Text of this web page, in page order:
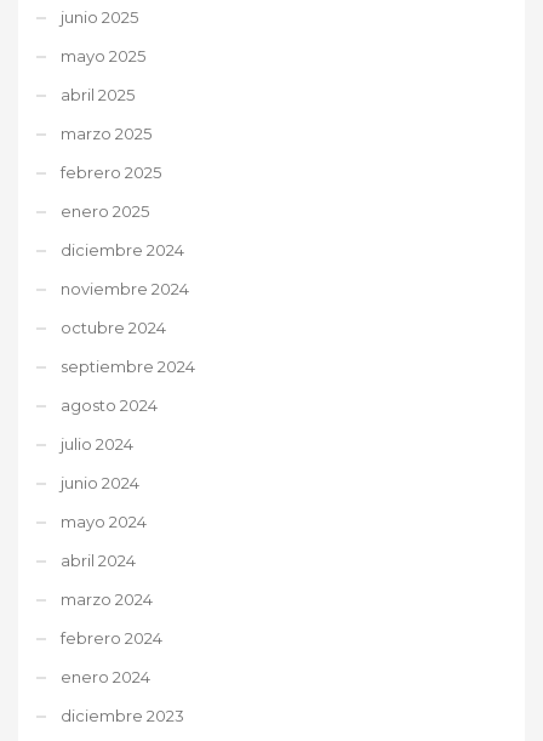
junio 2025
mayo 2025
abril 2025
marzo 2025
febrero 2025
enero 2025
diciembre 2024
noviembre 2024
octubre 2024
septiembre 2024
agosto 2024
julio 2024
junio 2024
mayo 2024
abril 2024
marzo 2024
febrero 2024
enero 2024
diciembre 2023